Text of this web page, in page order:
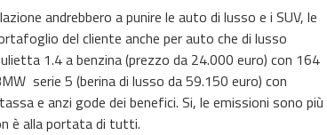
andrebbero a punire le auto di lusso e i SUV, le
del cliente anche per auto che di lusso
1.4 a benzina (prezzo da 24.000 euro) con 164
serie 5 (berina di lusso da 59.150 euro) con
e anzi gode dei benefici. Si, le emissioni sono più
è alla portata di tutti.